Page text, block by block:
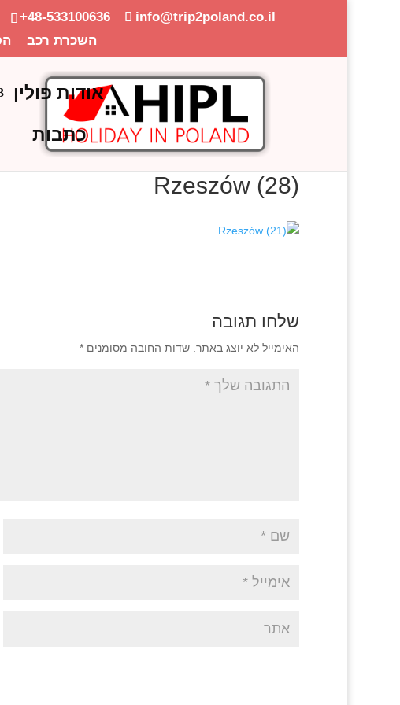
+48-533100636
info@trip2poland.co.il
השכרת רכב
אודות פולין
כתבות
Rzeszów (28)
שלחו תגובה
האימייל לא יוצג באתר. שדות החובה מסומנים *